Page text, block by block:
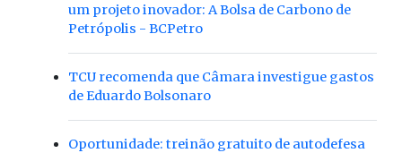
um projeto inovador: A Bolsa de Carbono de
Petrópolis - BCPetro
TCU recomenda que Câmara investigue gastos
de Eduardo Bolsonaro
Oportunidade: treinão gratuito de autodefesa